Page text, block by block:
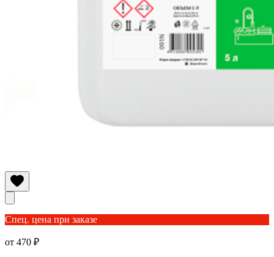
Спец. цена при заказе
от 470 ₽